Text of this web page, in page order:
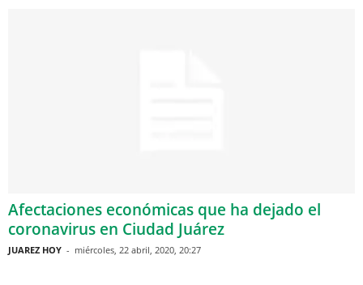
Afectaciones económicas que ha dejado el
coronavirus en Ciudad Juárez
JUAREZ HOY - miércoles, 22 abril, 2020, 20:27